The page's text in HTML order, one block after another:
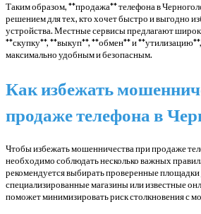
Таким образом, **продажа** телефона в
решением для тех, кто хочет быстро и выгодно
устройства. Местные сервисы предлагают
**скупку**, **выкуп**, **обмен** и
максимально удобным и безопасным.
Как избежать
продаже телефона в
Чтобы избежать мошенничества при продаже
необходимо соблюдать несколько важных
рекомендуется выбирать проверенные площадки
специализированные магазины или известные
поможет минимизировать риск столкновения с